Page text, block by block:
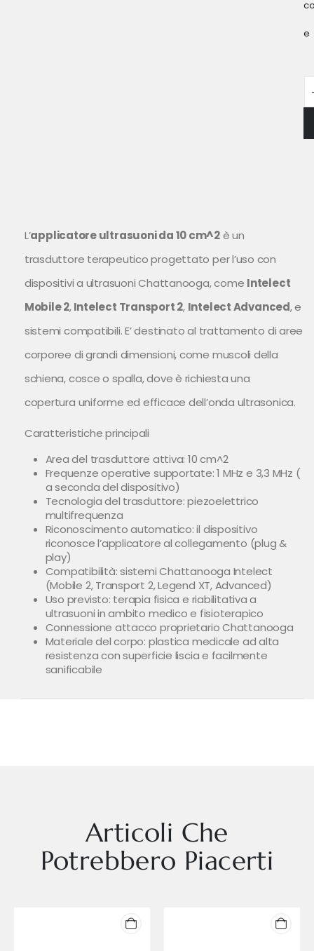
e
L’applicatore ultrasuoni da 10 cm^2è un
trasduttore terapeutico progettato per l’uso con
dispositivi a ultrasuoni Chattanooga, come Intelect
Mobile 2,Intelect Transport 2, Intelect Advanced, e
sistemi compatibili. E’ destinato al trattamento di aree
corporee di grandi dimensioni, come muscoli della
schiena, cosce o spalla, dove è richiesta una
copertura uniforme ed efficace dell’onda ultrasonica.
Caratteristiche principali
Area del trasduttore attiva: 10 cm^2
Frequenze operative supportate: 1 MHz e 3,3 MHz (
a seconda del dispositivo)
Tecnologia del trasduttore: piezoelettrico
multifrequenza
Riconoscimento automatico: il dispositivo
riconosce l’applicatore al collegamento (plug &
play)
Compatibilità: sistemi Chattanooga Intelect
(Mobile 2, Transport 2, Legend XT, Advanced)
Uso previsto: terapia fisica e riabilitativa a
ultrasuoni in ambito medico e fisioterapico
Connessione attacco proprietario Chattanooga
Materiale del corpo: plastica medicale ad alta
resistenza con superficie liscia e facilmente
sanificabile
Articoli Che
Potrebbero Piacerti